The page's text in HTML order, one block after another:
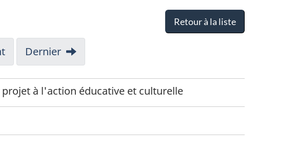
Retour à la liste
Dernier
à l'action éducative et culturelle